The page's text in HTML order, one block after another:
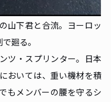
山下君と合流。ヨーロッ
廻る。
ツ・スプリンター。日本
おいては、重い機材を積
もメンバーの腰を守るシ